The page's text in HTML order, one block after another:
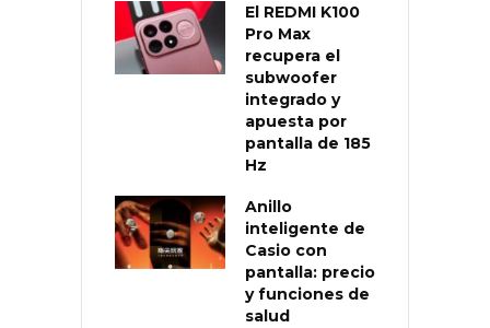
El REDMI K100
Pro Max
recupera el
subwoofer
integrado y
apuesta por
pantalla de 185
Hz
Anillo
inteligente de
Casio con
pantalla: precio
y funciones de
salud